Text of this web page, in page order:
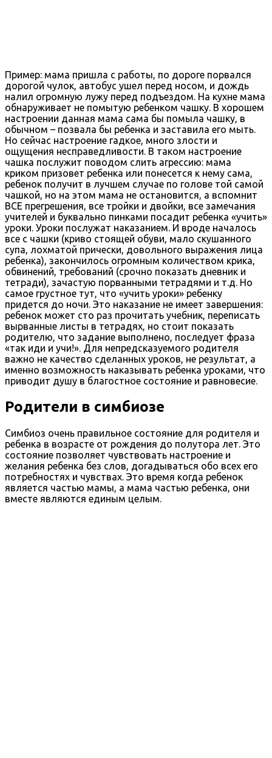
Пример: мама пришла с работы, по дороге порвался
дорогой чулок, автобус ушел перед носом, и дождь
налил огромную лужу перед подъездом. На кухне мама
обнаруживает не помытую ребенком чашку. В хорошем
настроении данная мама сама бы помыла чашку, в
обычном – позвала бы ребенка и заставила его мыть.
Но сейчас настроение гадкое, много злости и
ощущения несправедливости. В таком настроение
чашка послужит поводом слить агрессию: мама
криком призовет ребенка или понесется к нему сама,
ребенок получит в лучшем случае по голове той самой
чашкой, но на этом мама не остановится, а вспомнит
ВСЕ прегрешения, все тройки и двойки, все замечания
учителей и буквально пинками посадит ребенка «учить»
уроки. Уроки послужат наказанием. И вроде началось
все с чашки (криво стоящей обуви, мало скушанного
супа, лохматой прически, довольного выражения лица
ребенка), закончилось огромным количеством крика,
обвинений, требований (срочно показать дневник и
тетради), зачастую порванными тетрадями и т.д. Но
самое грустное тут, что «учить уроки» ребенку
придется до ночи. Это наказание не имеет завершения:
ребенок может сто раз прочитать учебник, переписать
вырванные листы в тетрадях, но стоит показать
родителю, что задание выполнено, последует фраза
«так иди и учи!». Для непредсказуемого родителя
важно не качество сделанных уроков, не результат, а
именно возможность наказывать ребенка уроками, что
приводит душу в благостное состояние и равновесие.
Родители в симбиозе
Симбиоз очень правильное состояние для родителя и
ребенка в возрасте от рождения до полутора лет. Это
состояние позволяет чувствовать настроение и
желания ребенка без слов, догадываться обо всех его
потребностях и чувствах. Это время когда ребенок
является частью мамы, а мама частью ребенка, они
вместе являются единым целым.